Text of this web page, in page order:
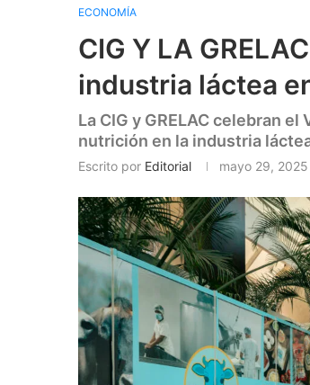
ECONOMÍA
CIG Y LA
industria láctea
La CIG y GRELAC celebran
nutrición en la industria
Escrito por Editorial mayo 29, 2025